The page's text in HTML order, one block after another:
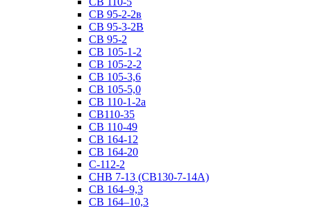
СВ 95-2-2в
СВ 95-3-2В
СВ 95-2
СВ 105-1-2
СВ 105-2-2
СВ 105-3,6
СВ 105-5,0
СВ 110-1-2а
СВ110-35
СВ 110-49
СВ 164-12
СВ 164-20
С-112-2
СНВ 7-13 (СВ130-7-14А)
СВ 164–9,3
СВ 164–10,3